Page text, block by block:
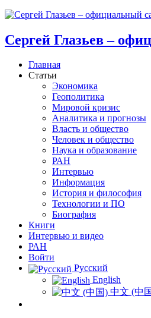
Сергей Глазьев –
Главная
Статьи
Экономика
Геополитика
Мировой кризис
Аналитика и прогнозы
Власть и общество
Человек и общество
Наука и образование
РАН
Интервью
Информация
История и философия
Технологии и ПО
Биография
Книги
Интервью и видео
РАН
Войти
Русский
English
中文 (中